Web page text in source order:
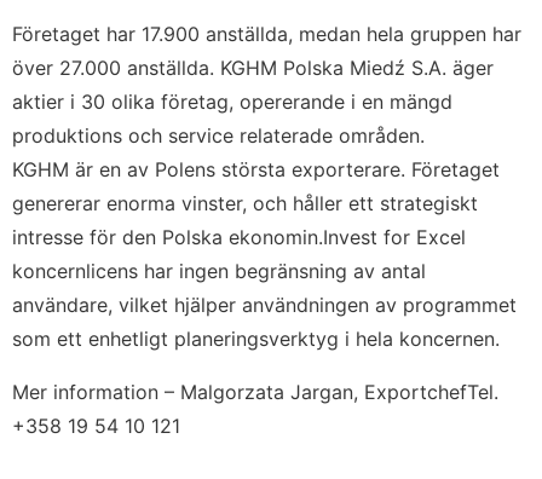
Företaget har 17.900 anställda, medan hela gruppen har
över 27.000 anställda. KGHM Polska Miedź S.A. äger
aktier i 30 olika företag, opererande i en mängd
produktions och service relaterade områden.
KGHM är en av Polens största exporterare. Företaget
genererar enorma vinster, och håller ett strategiskt
intresse för den Polska ekonomin.Invest for Excel
koncernlicens har ingen begränsning av antal
användare, vilket hjälper användningen av programmet
som ett enhetligt planeringsverktyg i hela koncernen.
Mer information – Malgorzata Jargan, ExportchefTel.
+358 19 54 10 121